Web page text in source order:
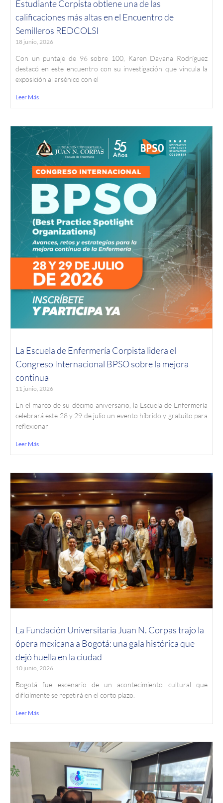
Estudiante Corpista obtiene una de las
calificaciones más altas en el Encuentro de
Semilleros REDCOLSI
18 junio, 2026
Con un puntaje de 96 sobre 100, Karen Dayana Rodríguez
destacó en este encuentro con su investigación que vincula la
exposición al arsénico con el
Leer Más
La Escuela de Enfermería Corpista lidera el
Congreso Internacional BPSO sobre la mejora
continua
11 junio, 2026
En el marco de su décimo aniversario, la Escuela de Enfermería
celebrará este 28 y 29 de julio un evento híbrido y gratuito para
reflexionar
Leer Más
La Fundación Universitaria Juan N. Corpas trajo la
ópera mexicana a Bogotá: una gala histórica que
dejó huella en la ciudad
10 junio, 2026
Bogotá fue escenario de un acontecimiento cultural que
difícilmente se repetirá en el corto plazo.
Leer Más